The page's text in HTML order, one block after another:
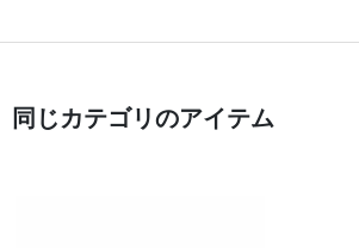
同じカテゴリのアイテム